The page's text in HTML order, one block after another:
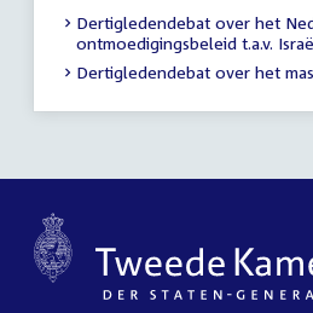
Dertigledendebat over het
ontmoedigingsbeleid t.a.v.
Dertigledendebat over het